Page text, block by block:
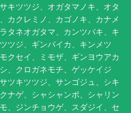
キツツジ、オガタマノキ、オタ
カクレミノ、カゴノキ、カナメ
タネオガタマ、カンツバキ、キ
ツジ、ギンバイカ、キンメツ
クセイ、ミモザ、ギンヨウアカ
、クロガネモチ、ゲッケイジ
ツキツツジ、サンゴジュ、シキ
ナゲ、シャシャンポ、シャリン
、ジンチョウゲ、スダジイ、セ